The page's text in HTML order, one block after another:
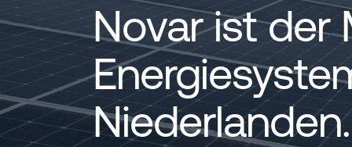
Novar ist der
Niederlanden.